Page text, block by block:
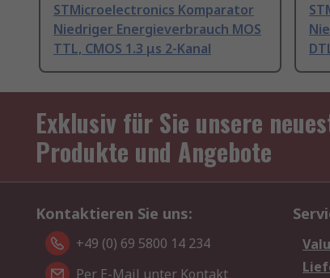
STMicroelectronics Komparator
Niedriger Energieverbrauch MOS
TTL, CMOS 1.3 μs 2-Kanal
Exklusiv für Sie unsere
Produkte und Angebote
Kontaktieren Sie uns:
+49 (0) 69 5800 14 234
Per E-Mail unter Kontakt